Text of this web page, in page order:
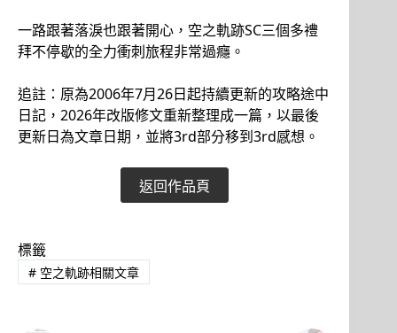
一路跟著落淚也跟著開心，空之軌跡SC三個多禮
拜不停歇的全力衝刺旅程非常過癮。
追註：原為2006年7月26日起持續更新的攻略途中
日記，2026年改版修文重新整理成一篇，以最後
更新日為文章日期，並將3rd部分移到3rd感想。
返回作品頁
標籤
#空之軌跡相關文章